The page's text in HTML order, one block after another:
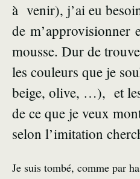
à venir), j’ai eu
de m’approvisionner
mousse. Dur de
les couleurs que je
beige, olive, …), et
de ce que je veux
selon l’imitation
Je suis tombé, comme par